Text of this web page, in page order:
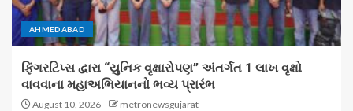
AHMEDABAD
ફિંગરટિપ્સ દ્વારા “યુનિક વૃક્ષારોપણ” અંતર્ગત 1 લાખ વૃક્ષો
વાવવાના મહાઅભિયાનનો ભવ્ય પ્રારંભ
August 10, 2026 metronewsgujarat